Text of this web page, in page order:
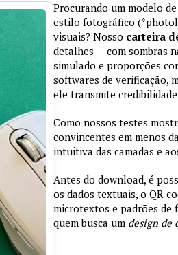
Procurando um modelo
estilo fotográfico
visuais? Nosso carteira
detalhes — com sombras
simulado e proporções
softwares de verificação,
ele transmite
Como nossos testes
convincentes em menos
intuitiva das camadas e
Antes do download, é
os dados textuais, o QR
microtextos e padrões de
quem busca um design de